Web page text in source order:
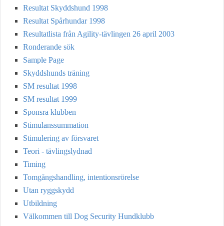
Resultat Skyddshund 1998
Resultat Spårhundar 1998
Resultatlista från Agility-tävlingen 26 april 2003
Ronderande sök
Sample Page
Skyddshunds träning
SM resultat 1998
SM resultat 1999
Sponsra klubben
Stimulanssummation
Stimulering av försvaret
Teori - tävlingslydnad
Timing
Tomgångshandling, intentionsrörelse
Utan ryggskydd
Utbildning
Välkommen till Dog Security Hundklubb